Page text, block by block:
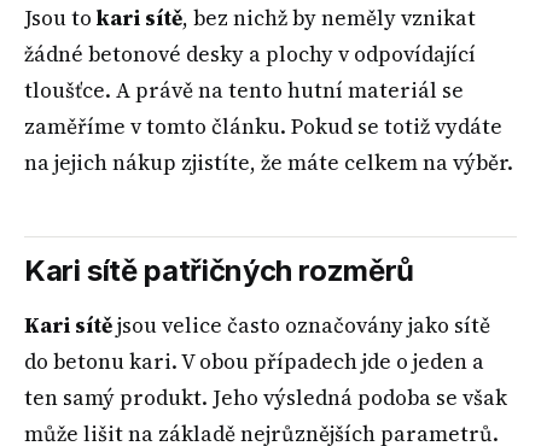
Jsou to kari sítě, bez nichž by neměly vznikat
žádné betonové desky a plochy v odpovídající
tloušťce. A právě na tento hutní materiál se
zaměříme v tomto článku. Pokud se totiž vydáte
na jejich nákup zjistíte, že máte celkem na výběr.
Kari sítě patřičných rozměrů
Kari sítějsou velice často označovány jako sítě
do betonu kari. V obou případech jde o jeden a
ten samý produkt. Jeho výsledná podoba se však
může lišit na základě nejrůznějších parametrů.